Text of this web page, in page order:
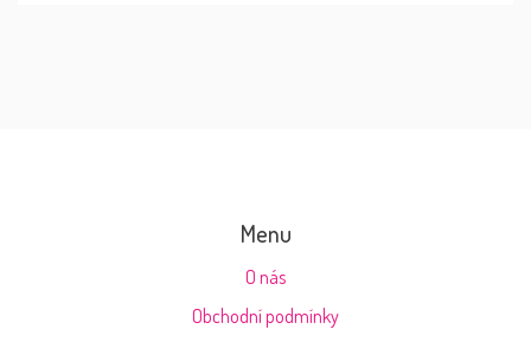
Menu
O nás
Obchodní podmínky